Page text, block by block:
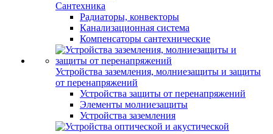
Сантехника
Радиаторы, конвекторы
Канализационная система
Компенсаторы сантехнические
Устройства заземления, молниезащиты и защиты
от перенапряжений
Устройства защиты от перенапряжений
Элементы молниезащиты
Устройства заземления